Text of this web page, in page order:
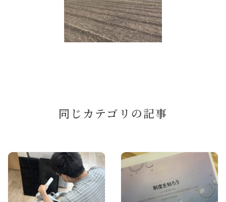
同じカテゴリの記事